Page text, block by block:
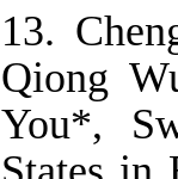
13.
Qiong
You*,